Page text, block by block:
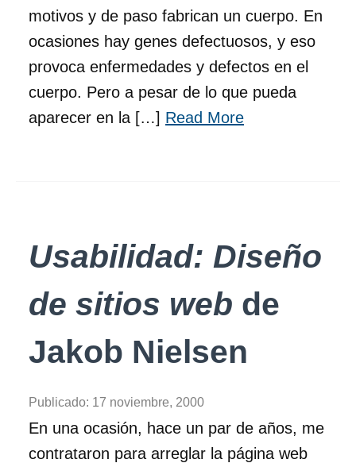
motivos y de paso fabrican un cuerpo. En
ocasiones hay genes defectuosos, y eso
provoca enfermedades y defectos en el
cuerpo. Pero a pesar de lo que pueda
aparecer en la […] Read More
Usabilidad: Diseño
de sitios web de
Jakob Nielsen
Publicado: 17 noviembre, 2000
En una ocasión, hace un par de años, me
contrataron para arreglar la página web